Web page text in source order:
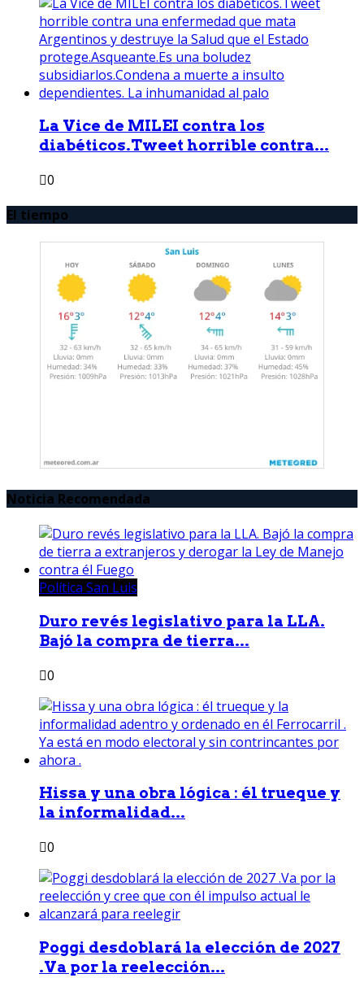
La Vice de MILEI contra los
diabéticos.Tweet horrible contra...
0
El tiempo
Noticia Recomendada
Política San Luis
Duro revés legislativo para la LLA.
Bajó la compra de tierra...
0
Hissa y una obra lógica : él trueque y
la informalidad...
0
Poggi desdoblará la elección de 2027
.Va por la reelección...